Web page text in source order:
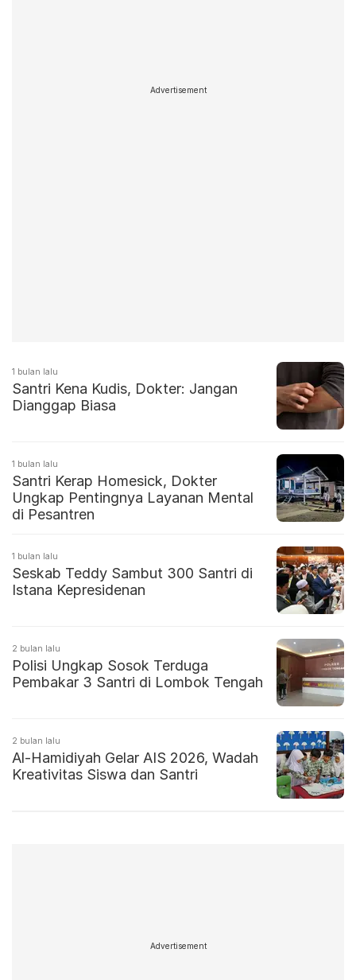
Advertisement
1 bulan lalu
Santri Kena Kudis, Dokter: Jangan
Dianggap Biasa
1 bulan lalu
Santri Kerap Homesick, Dokter
Ungkap Pentingnya Layanan Mental
di Pesantren
1 bulan lalu
Seskab Teddy Sambut 300 Santri di
Istana Kepresidenan
2 bulan lalu
Polisi Ungkap Sosok Terduga
Pembakar 3 Santri di Lombok Tengah
2 bulan lalu
Al-Hamidiyah Gelar AIS 2026, Wadah
Kreativitas Siswa dan Santri
Advertisement